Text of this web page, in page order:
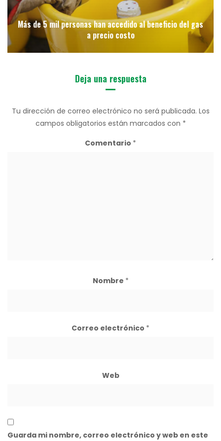
Más de 5 mil personas han accedido al beneficio del gas
a precio costo
Deja una respuesta
Tu dirección de correo electrónico no será publicada. Los
campos obligatorios están marcados con *
Comentario *
Nombre *
Correo electrónico *
Web
Guarda mi nombre, correo electrónico y web en este